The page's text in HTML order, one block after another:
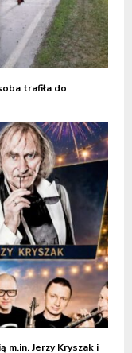
trafiła do
m.in. Jerzy Kryszak i